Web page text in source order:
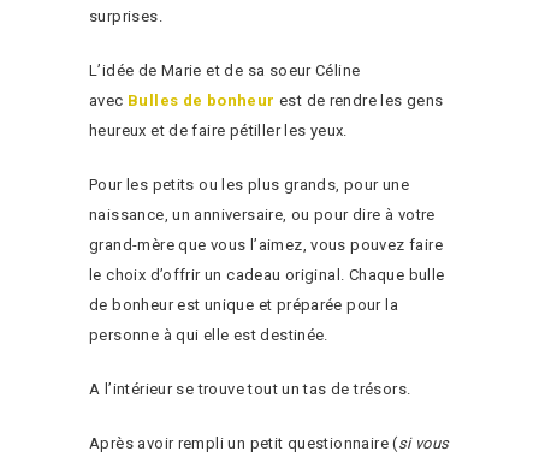
surprises.
L’idée de Marie et de sa soeur Céline
avec Bulles de bonheur est de rendre les gens
heureux et de faire pétiller les yeux.
Pour les petits ou les plus grands, pour une
naissance, un anniversaire, ou pour dire à votre
grand-mère que vous l’aimez, vous pouvez faire
le choix d’offrir un cadeau original. Chaque bulle
de bonheur est unique et préparée pour la
personne à qui elle est destinée.
A l’intérieur se trouve tout un tas de trésors.
Après avoir rempli un petit questionnaire (si vous